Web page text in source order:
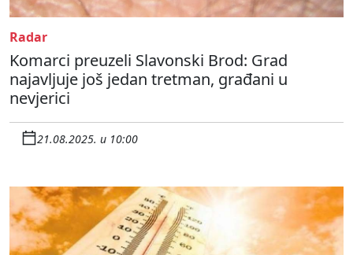
Radar
Komarci preuzeli Slavonski Brod: Grad
najavljuje još jedan tretman, građani u
nevjerici
21.08.2025. u 10:00